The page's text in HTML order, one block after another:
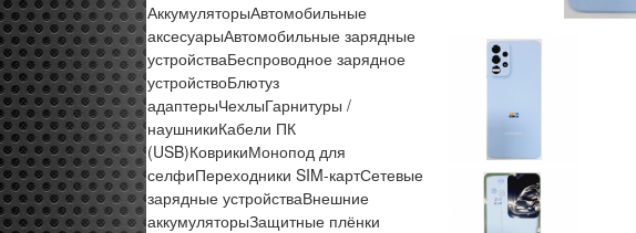
АккумуляторыАвтомобильные
аксесуарыАвтомобильные зарядные
устройстваБеспроводное зарядное
устройствоБлютуз
адаптерыЧехлыГарнитуры /
наушникиКабели ПК
(USB)КоврикиМонопод для
селфиПереходники SIM-картСетевые
зарядные устройстваВнешние
аккумуляторыЗащитные плёнки